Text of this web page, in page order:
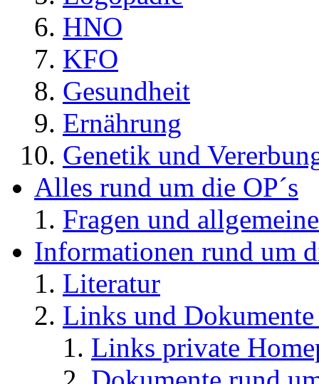
HNO
KFO
Gesundheit
Ernährung
Genetik und
Alles rund um die OP´s
Fragen und
Informationen rund um
Literatur
Links und
Links private